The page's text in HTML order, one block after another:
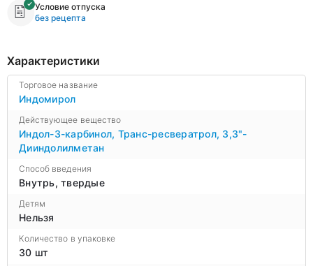
Условие отпуска
без рецепта
Характеристики
Торговое название
Индомирол
Действующее вещество
Индол-3-карбинол, Транс-ресвератрол, 3,3"-
Дииндолилметан
Способ введения
Внутрь, твердые
Детям
Нельзя
Количество в упаковке
30 шт